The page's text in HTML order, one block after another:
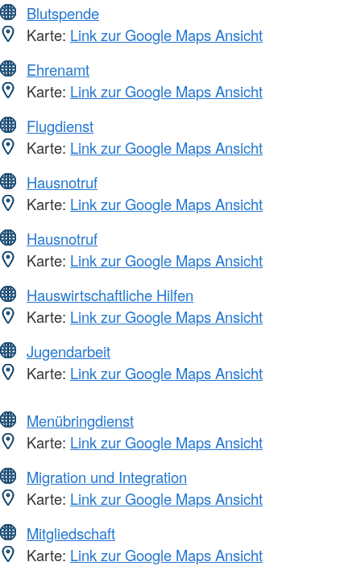
Blutspende
Karte: Link zur Google Maps Ansicht
Ehrenamt
Karte: Link zur Google Maps Ansicht
Flugdienst
Karte: Link zur Google Maps Ansicht
Hausnotruf
Karte: Link zur Google Maps Ansicht
Hausnotruf
Karte: Link zur Google Maps Ansicht
Hauswirtschaftliche Hilfen
Karte: Link zur Google Maps Ansicht
Jugendarbeit
Karte: Link zur Google Maps Ansicht
Menübringdienst
Karte: Link zur Google Maps Ansicht
Migration und Integration
Karte: Link zur Google Maps Ansicht
Mitgliedschaft
Karte: Link zur Google Maps Ansicht